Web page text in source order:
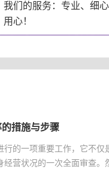
我们的服务：专业、细
用心！
措施与步骤
行的一项重要工作，它不仅
经营状况的一次全面审查。